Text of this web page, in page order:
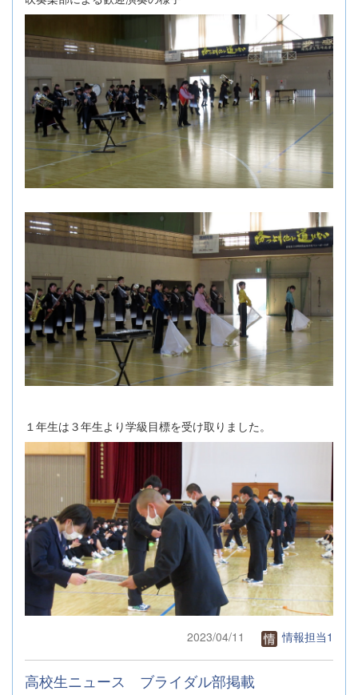
１年生は３年生より学級目標を受け取りました。
2023/04/11 情報担当1
高校生ニュース ブライダル部掲載